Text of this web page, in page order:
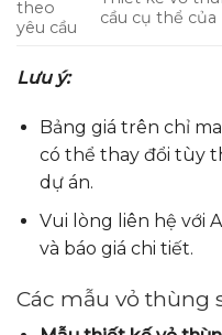
theo
yêu cầu
cầu cụ thể
Lưu ý:
Bảng giá trên chỉ
có thể thay đổi tùy
dự án.
Vui lòng liên hệ với
và báo giá chi tiết.
Các mẫu vỏ thùng